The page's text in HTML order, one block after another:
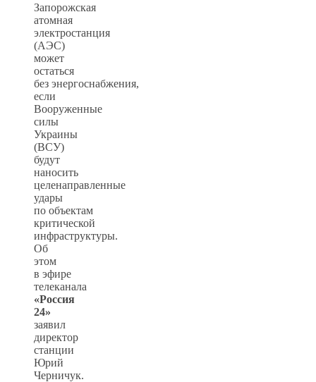
Запорожская
атомная
электростанция
(АЭС)
может
остаться
без энергоснабжения,
если
Вооруженные
силы
Украины
(ВСУ)
будут
наносить
целенаправленные
удары
по объектам
критической
инфраструктуры.
Об
этом
в эфире
телеканала
«Россия
24»
заявил
директор
станции
Юрий
Черничук.